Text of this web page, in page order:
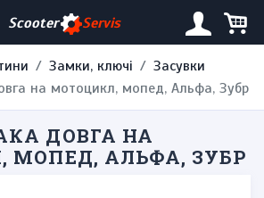
Scooter Servis
Замки, ключі
Засувки
на мотоцикл, мопед, Альфа, Зубр
ДОВГА НА
МОПЕД, АЛЬФА, ЗУБР